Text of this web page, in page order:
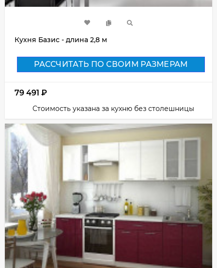
Кухня Базис - длина 2,8 м
РАССЧИТАТЬ ПО СВОИМ РАЗМЕРАМ
79 491 ₽
Стоимость указана за кухню без столешницы